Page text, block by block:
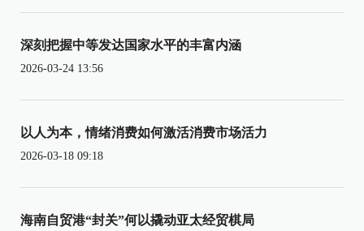
深刻把握中等发达国家水平的丰富内涵
2026-03-24 13:56
以人为本，情绪消费如何激活消费市场活力
2026-03-18 09:18
海南自贸港“封关”何以撬动亚太经贸棋局